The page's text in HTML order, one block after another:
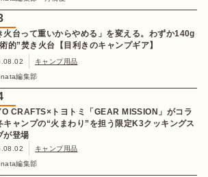
火台って重いからやめる」を変える。わずか140g
的”焚き火台【目利きのキャンプギア】
キャンプ用品
編集部
CRAFTS×トヨトミ「GEAR MISSION」がコラ
キャンプの“火まわり”を担う限定K3クッキングス
が登場
キャンプ用品
編集部